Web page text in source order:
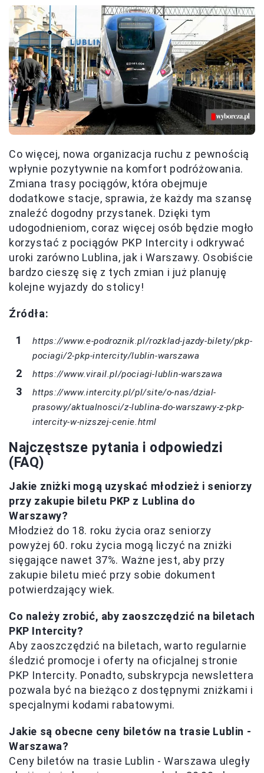
Co więcej, nowa organizacja ruchu z pewnością
wpłynie pozytywnie na komfort podróżowania.
Zmiana trasy pociągów, która obejmuje
dodatkowe stacje, sprawia, że każdy ma szansę
znaleźć dogodny przystanek. Dzięki tym
udogodnieniom, coraz więcej osób będzie mogło
korzystać z pociągów PKP Intercity i odkrywać
uroki zarówno Lublina, jak i Warszawy. Osobiście
bardzo cieszę się z tych zmian i już planuję
kolejne wyjazdy do stolicy!
Źródła:
https://www.e-podroznik.pl/rozklad-jazdy-bilety/pkp-
pociagi/2-pkp-intercity/lublin-warszawa
https://www.virail.pl/pociagi-lublin-warszawa
https://www.intercity.pl/pl/site/o-nas/dzial-
prasowy/aktualnosci/z-lublina-do-warszawy-z-pkp-
intercity-w-nizszej-cenie.html
Najczęstsze pytania i odpowiedzi
(FAQ)
Jakie zniżki mogą uzyskać młodzież i seniorzy
przy zakupie biletu PKP z Lublina do
Warszawy?
Młodzież do 18. roku życia oraz seniorzy
powyżej 60. roku życia mogą liczyć na zniżki
sięgające nawet 37%. Ważne jest, aby przy
zakupie biletu mieć przy sobie dokument
potwierdzający wiek.
Co należy zrobić, aby zaoszczędzić na biletach
PKP Intercity?
Aby zaoszczędzić na biletach, warto regularnie
śledzić promocje i oferty na oficjalnej stronie
PKP Intercity. Ponadto, subskrypcja newslettera
pozwala być na bieżąco z dostępnymi zniżkami i
specjalnymi kodami rabatowymi.
Jakie są obecne ceny biletów na trasie Lublin -
Warszawa?
Ceny biletów na trasie Lublin - Warszawa uległy